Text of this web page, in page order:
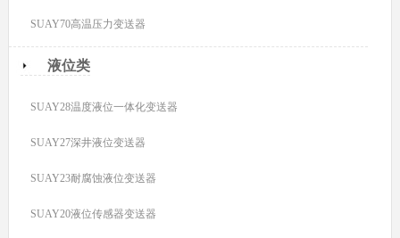
SUAY70高温压力变送器
液位类
SUAY28温度液位一体化变送器
SUAY27深井液位变送器
SUAY23耐腐蚀液位变送器
SUAY20液位传感器变送器